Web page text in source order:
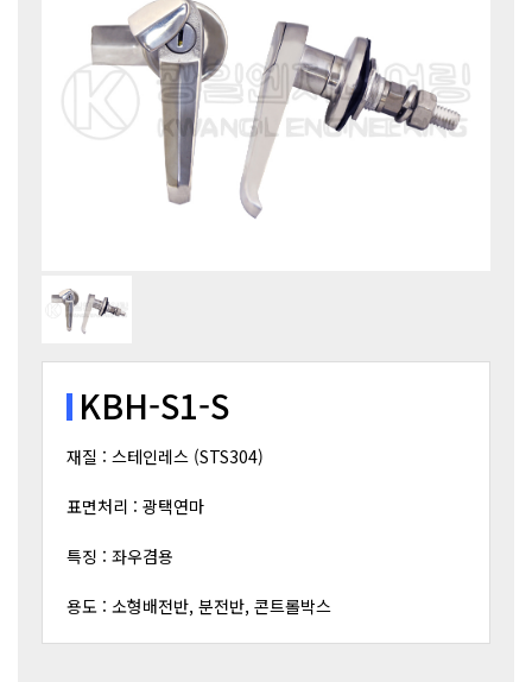
KBH-S1-S
재질 : 스테인레스 (STS304)
표면처리 : 광택연마
특징 : 좌우겸용
용도 : 소형배전반, 분전반, 콘트롤박스